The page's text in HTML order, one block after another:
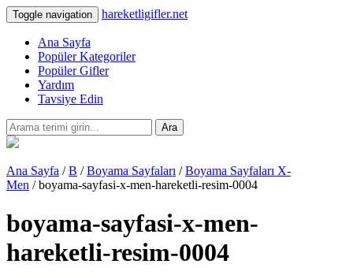
Toggle navigation hareketligifler.net
Ana Sayfa
Popüler Kategoriler
Popüler Gifler
Yardım
Tavsiye Edin
Ara
Ana Sayfa /B /Boyama Sayfaları /Boyama Sayfaları X-
Men / boyama-sayfasi-x-men-hareketli-resim-0004
boyama-sayfasi-x-men-
hareketli-resim-0004